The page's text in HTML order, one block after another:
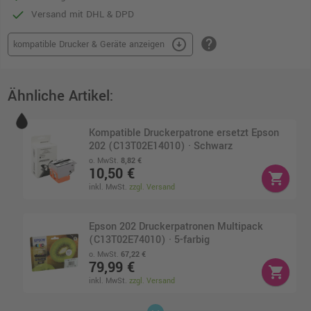
Versand mit DHL & DPD
kompatible Drucker & Geräte anzeigen arrow_circle_down help
Ähnliche Artikel:
Kompatible Druckerpatrone ersetzt Epson
202 (C13T02E14010) · Schwarz
o. MwSt. 8,82 €
10,50 €
inkl. MwSt.zzgl. Versand
shopping_cart
Epson 202 Druckerpatronen Multipack
(C13T02E74010) · 5-farbig
o. MwSt. 67,22 €
79,99 €
inkl. MwSt.zzgl. Versand
shopping_cart